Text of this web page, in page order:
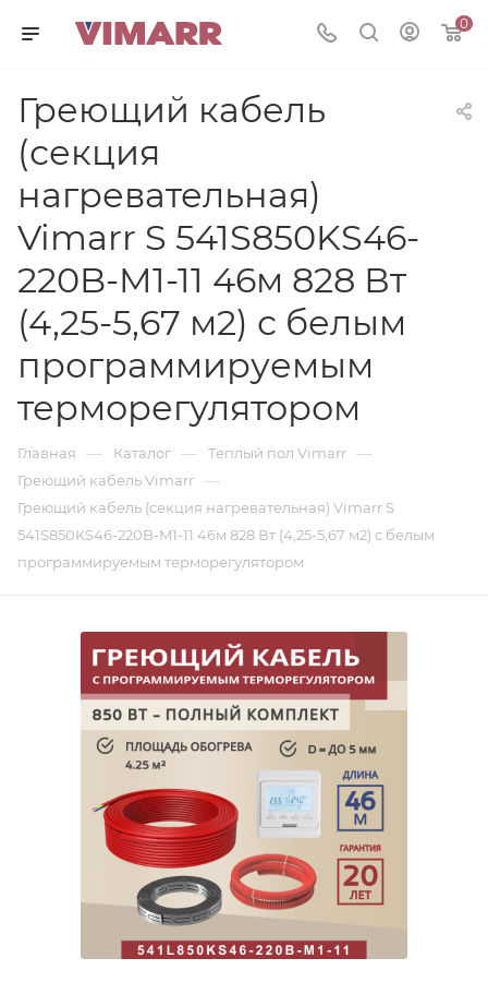
0
Греющий кабель
(секция
нагревательная)
Vimarr S 541S850KS46-
220B-M1-11 46м 828 Вт
(4,25-5,67 м2) с белым
программируемым
терморегулятором
Главная — Каталог — Теплый пол Vimarr —
Греющий кабель Vimarr —
Греющий кабель (секция нагревательная) Vimarr S
541S850KS46-220B-M1-11 46м 828 Вт (4,25-5,67 м2) с белым
программируемым терморегулятором